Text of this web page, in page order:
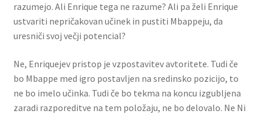
razumejo. Ali Enrique tega ne razume? Ali pa želi Enrique
ustvariti nepričakovan učinek in pustiti Mbappeju, da
uresniči svoj večji potencial?
Ne, Enriquejev pristop je vzpostavitev avtoritete. Tudi če
bo Mbappe med igro postavljen na sredinsko pozicijo, to
ne bo imelo učinka. Tudi če bo tekma na koncu izgubljena
zaradi razporeditve na tem položaju, ne bo delovalo. Ne Ni